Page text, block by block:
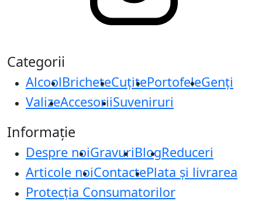
Categorii
AlcoolBricheteCuțitePortofeleGenți
ValizeAccesoriiSuveniruri
Informație
Despre noiGravuriBlogReduceri
Articole noiContactePlata și livrarea
Protecţia Consumatorilor